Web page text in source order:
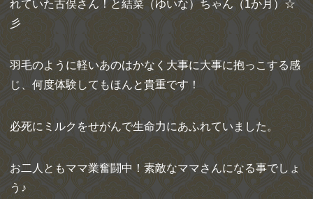
れていた古俣さん！と結菜（ゆいな）ちゃん（1か月）☆
彡
羽毛のように軽いあのはかなく大事に大事に抱っこする感
じ、何度体験してもほんと貴重です！
必死にミルクをせがんで生命力にあふれていました。
お二人ともママ業奮闘中！素敵なママさんになる事でしょ
う♪